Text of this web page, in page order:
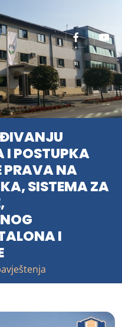
I POSTUPKA
PRAVA NA
SISTEMA ZA
I